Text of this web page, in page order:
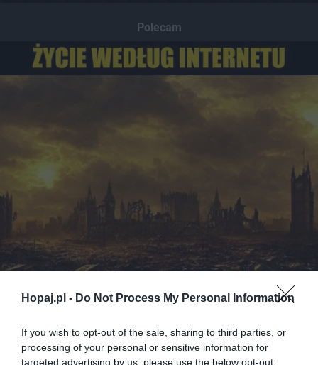
Hopaj.pl - Do Not Process My Personal Information
If you wish to opt-out of the sale, sharing to third parties, or
processing of your personal or sensitive information for
targeted advertising by us, please use the below opt-out
Polecam